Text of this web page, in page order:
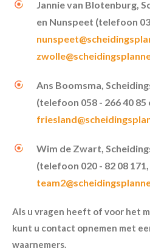
Jannie van Blotenburg,
en Nunspeet (telefoon
Ans Boomsma,
(telefoon 058 - 266 40 85
Wim de Zwart,
(telefoon 020 - 82 08
Als u vragen heeft of voor het
kunt u contact opnemen met
waarnemers.